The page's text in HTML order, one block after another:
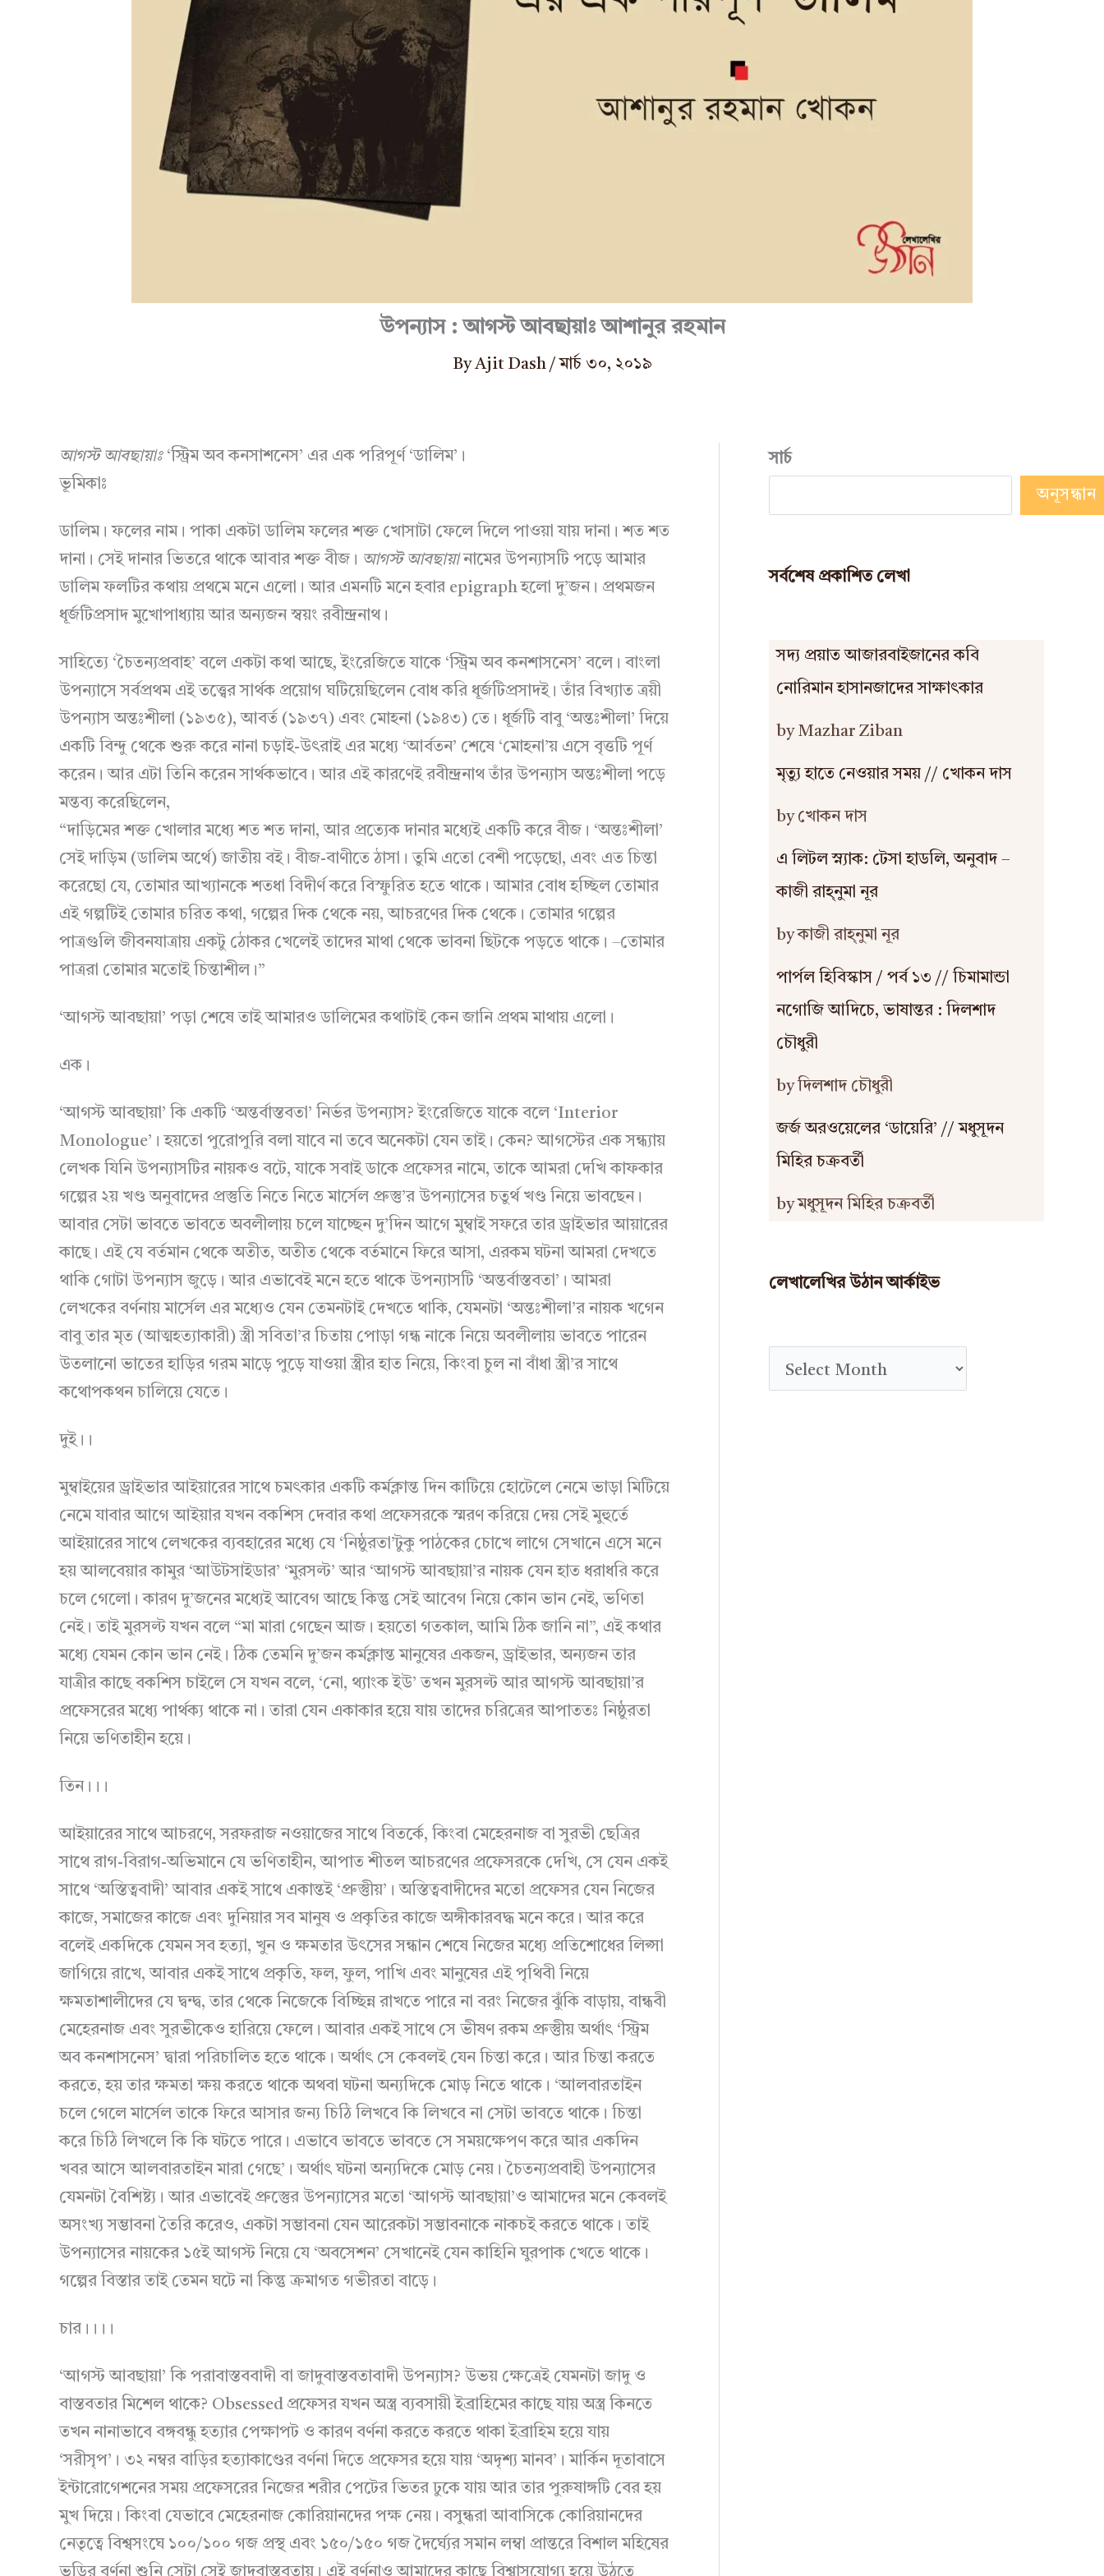
উপন্যাস : আগস্ট আবছায়াঃ আশানুর রহমান
ByAjit Dash / মার্চ ৩০, ২০১৯
আগস্ট আবছায়াঃ‘স্ট্রিম অব কনসাশনেস’ এর এক পরিপূর্ণ ‘ডালিম’।
ভূমিকাঃ
ডালিম। ফলের নাম। পাকা একটা ডালিম ফলের শক্ত খোসাটা ফেলে দিলে পাওয়া যায় দানা। শত শত
দানা। সেই দানার ভিতরে থাকে আবার শক্ত বীজ। আগস্ট আবছায়ানামের উপন্যাসটি পড়ে আমার
ডালিম ফলটির কথায় প্রথমে মনে এলো। আর এমনটি মনে হবার epigraph হলো দু’জন। প্রথমজন
ধূর্জটিপ্রসাদ মুখোপাধ্যায় আর অন্যজন স্বয়ং রবীন্দ্রনাথ।
সাহিত্যে ‘চৈতন্যপ্রবাহ’ বলে একটা কথা আছে, ইংরেজিতে যাকে ‘স্ট্রিম অব কনশাসনেস’ বলে। বাংলা
উপন্যাসে সর্বপ্রথম এই তত্ত্বের সার্থক প্রয়োগ ঘটিয়েছিলেন বোধ করি ধূর্জটিপ্রসাদই। তাঁর বিখ্যাত ত্রয়ী
উপন্যাস অন্তঃশীলা (১৯৩৫), আবর্ত (১৯৩৭) এবং মোহনা (১৯৪৩) তে। ধূর্জটি বাবু ‘অন্তঃশীলা’ দিয়ে
একটি বিন্দু থেকে শুরু করে নানা চড়াই-উৎরাই এর মধ্যে ‘আর্বতন’ শেষে ‘মোহনা’য় এসে বৃত্তটি পূর্ণ
করেন। আর এটা তিনি করেন সার্থকভাবে। আর এই কারণেই রবীন্দ্রনাথ তাঁর উপন্যাস অন্তঃশীলা পড়ে
মন্তব্য করেছিলেন,
“দাড়িমের শক্ত খোলার মধ্যে শত শত দানা, আর প্রত্যেক দানার মধ্যেই একটি করে বীজ। ‘অন্তঃশীলা’
সেই দাড়িম (ডালিম অর্থে) জাতীয় বই। বীজ-বাণীতে ঠাসা। তুমি এতো বেশী পড়েছো, এবং এত চিন্তা
করেছো যে, তোমার আখ্যানকে শতধা বিদীর্ণ করে বিস্ফুরিত হতে থাকে। আমার বোধ হচ্ছিল তোমার
এই গল্পটিই তোমার চরিত কথা, গল্পের দিক থেকে নয়, আচরণের দিক থেকে। তোমার গল্পের
পাত্রগুলি জীবনযাত্রায় একটু ঠোকর খেলেই তাদের মাথা থেকে ভাবনা ছিটকে পড়তে থাকে। –তোমার
পাত্ররা তোমার মতোই চিন্তাশীল।”
‘আগস্ট আবছায়া’ পড়া শেষে তাই আমারও ডালিমের কথাটাই কেন জানি প্রথম মাথায় এলো।
এক।
‘আগস্ট আবছায়া’ কি একটি ‘অন্তর্বাস্তবতা’ নির্ভর উপন্যাস? ইংরেজিতে যাকে বলে ‘Interior
Monologue’। হয়তো পুরোপুরি বলা যাবে না তবে অনেকটা যেন তাই। কেন? আগস্টের এক সন্ধ্যায়
লেখক যিনি উপন্যাসটির নায়কও বটে, যাকে সবাই ডাকে প্রফেসর নামে, তাকে আমরা দেখি কাফকার
গল্পের ২য় খণ্ড অনুবাদের প্রস্তুতি নিতে নিতে মার্সেল প্রুস্তু’র উপন্যাসের চতুর্থ খণ্ড নিয়ে ভাবছেন।
আবার সেটা ভাবতে ভাবতে অবলীলায় চলে যাচ্ছেন দু’দিন আগে মুম্বাই সফরে তার ড্রাইভার আয়ারের
কাছে। এই যে বর্তমান থেকে অতীত, অতীত থেকে বর্তমানে ফিরে আসা, এরকম ঘটনা আমরা দেখতে
থাকি গোটা উপন্যাস জুড়ে। আর এভাবেই মনে হতে থাকে উপন্যাসটি ‘অন্তর্বাস্তবতা’। আমরা
লেখকের বর্ণনায় মার্সেল এর মধ্যেও যেন তেমনটাই দেখতে থাকি, যেমনটা ‘অন্তঃশীলা’র নায়ক খগেন
বাবু তার মৃত (আত্মহত্যাকারী) স্ত্রী সবিতা’র চিতায় পোড়া গন্ধ নাকে নিয়ে অবলীলায় ভাবতে পারেন
উতলানো ভাতের হাড়ির গরম মাড়ে পুড়ে যাওয়া স্ত্রীর হাত নিয়ে, কিংবা চুল না বাঁধা স্ত্রী’র সাথে
কথোপকথন চালিয়ে যেতে।
দুই।।
মুম্বাইয়ের ড্রাইভার আইয়ারের সাথে চমৎকার একটি কর্মক্লান্ত দিন কাটিয়ে হোটেলে নেমে ভাড়া মিটিয়ে
নেমে যাবার আগে আইয়ার যখন বকশিস দেবার কথা প্রফেসরকে স্মরণ করিয়ে দেয় সেই মুহুর্তে
আইয়ারের সাথে লেখকের ব্যবহারের মধ্যে যে ‘নিষ্ঠুরতা’টুকু পাঠকের চোখে লাগে সেখানে এসে মনে
হয় আলবেয়ার কামুর ‘আউটসাইডার’ ‘মুরসল্ট’ আর ‘আগস্ট আবছায়া’র নায়ক যেন হাত ধরাধরি করে
চলে গেলো। কারণ দু’জনের মধ্যেই আবেগ আছে কিন্তু সেই আবেগ নিয়ে কোন ভান নেই, ভণিতা
নেই। তাই মুরসল্ট যখন বলে “মা মারা গেছেন আজ। হয়তো গতকাল, আমি ঠিক জানি না”, এই কথার
মধ্যে যেমন কোন ভান নেই। ঠিক তেমনি দু’জন কর্মক্লান্ত মানুষের একজন, ড্রাইভার, অন্যজন তার
যাত্রীর কাছে বকশিস চাইলে সে যখন বলে, ‘নো, থ্যাংক ইউ’ তখন মুরসল্ট আর আগস্ট আবছায়া’র
প্রফেসরের মধ্যে পার্থক্য থাকে না। তারা যেন একাকার হয়ে যায় তাদের চরিত্রের আপাততঃ নিষ্ঠুরতা
নিয়ে ভণিতাহীন হয়ে।
তিন।।।
আইয়ারের সাথে আচরণে, সরফরাজ নওয়াজের সাথে বিতর্কে, কিংবা মেহেরনাজ বা সুরভী ছেত্রির
সাথে রাগ-বিরাগ-অভিমানে যে ভণিতাহীন, আপাত শীতল আচরণের প্রফেসরকে দেখি, সে যেন একই
সাথে ‘অস্তিত্ববাদী’ আবার একই সাথে একান্তই ‘প্রুস্তুীয়’। অস্তিত্ববাদীদের মতো প্রফেসর যেন নিজের
কাজে, সমাজের কাজে এবং দুনিয়ার সব মানুষ ও প্রকৃতির কাজে অঙ্গীকারবদ্ধ মনে করে। আর করে
বলেই একদিকে যেমন সব হত্যা, খুন ও ক্ষমতার উৎসের সন্ধান শেষে নিজের মধ্যে প্রতিশোধের লিপ্সা
জাগিয়ে রাখে, আবার একই সাথে প্রকৃতি, ফল, ফুল, পাখি এবং মানুষের এই পৃথিবী নিয়ে
ক্ষমতাশালীদের যে দ্বন্দ্ব, তার থেকে নিজেকে বিচ্ছিন্ন রাখতে পারে না বরং নিজের ঝুঁকি বাড়ায়, বান্ধবী
মেহেরনাজ এবং সুরভীকেও হারিয়ে ফেলে। আবার একই সাথে সে ভীষণ রকম প্রুস্তুীয় অর্থাৎ ‘স্ট্রিম
অব কনশাসনেস’ দ্বারা পরিচালিত হতে থাকে। অর্থাৎ সে কেবলই যেন চিন্তা করে। আর চিন্তা করতে
করতে, হয় তার ক্ষমতা ক্ষয় করতে থাকে অথবা ঘটনা অন্যদিকে মোড় নিতে থাকে। ‘আলবারতাইন
চলে গেলে মার্সেল তাকে ফিরে আসার জন্য চিঠি লিখবে কি লিখবে না সেটা ভাবতে থাকে। চিন্তা
করে চিঠি লিখলে কি কি ঘটতে পারে। এভাবে ভাবতে ভাবতে সে সময়ক্ষেপণ করে আর একদিন
খবর আসে আলবারতাইন মারা গেছে’। অর্থাৎ ঘটনা অন্যদিকে মোড় নেয়। চৈতন্যপ্রবাহী উপন্যাসের
যেমনটা বৈশিষ্ট্য। আর এভাবেই প্রুস্তুের উপন্যাসের মতো ‘আগস্ট আবছায়া’ও আমাদের মনে কেবলই
অসংখ্য সম্ভাবনা তৈরি করেও, একটা সম্ভাবনা যেন আরেকটা সম্ভাবনাকে নাকচই করতে থাকে। তাই
উপন্যাসের নায়কের ১৫ই আগস্ট নিয়ে যে ‘অবসেশন’ সেখানেই যেন কাহিনি ঘুরপাক খেতে থাকে।
গল্পের বিস্তার তাই তেমন ঘটে না কিন্তু ক্রমাগত গভীরতা বাড়ে।
চার।।।।
‘আগস্ট আবছায়া’ কি পরাবাস্তববাদী বা জাদুবাস্তবতাবাদী উপন্যাস? উভয় ক্ষেত্রেই যেমনটা জাদু ও
বাস্তবতার মিশেল থাকে? Obsessed প্রফেসর যখন অস্ত্র ব্যবসায়ী ইব্রাহিমের কাছে যায় অস্ত্র কিনতে
তখন নানাভাবে বঙ্গবন্ধু হত্যার পেক্ষাপট ও কারণ বর্ণনা করতে করতে থাকা ইব্রাহিম হয়ে যায়
‘সরীসৃপ’। ৩২ নম্বর বাড়ির হত্যাকাণ্ডের বর্ণনা দিতে প্রফেসর হয়ে যায় ‘অদৃশ্য মানব’। মার্কিন দূতাবাসে
ইন্টারোগেশনের সময় প্রফেসরের নিজের শরীর পেটের ভিতর ঢুকে যায় আর তার পুরুষাঙ্গটি বের হয়
মুখ দিয়ে। কিংবা যেভাবে মেহেরনাজ কোরিয়ানদের পক্ষ নেয়। বসুন্ধরা আবাসিকে কোরিয়ানদের
নেতৃত্বে বিশ্বসংঘে ১০০/১০০ গজ প্রস্থ এবং ১৫০/১৫০ গজ দৈর্ঘ্যের সমান লম্বা প্রান্তরে বিশাল মহিষের
ভূড়ির বর্ণনা শুনি সেটা সেই জাদুবাস্তবতায়। এই বর্ণনাও আমাদের কাছে বিশ্বাসযোগ্য হয়ে উঠতে
সার্চ
অনূসন্ধান
সর্বশেষ প্রকাশিত লেখা
সদ্য প্রয়াত আজারবাইজানের কবি
নোরিমান হাসানজাদের সাক্ষাৎকার
by Mazhar Ziban
মৃত্যু হাতে নেওয়ার সময় // খোকন দাস
by খোকন দাস
এ লিটল স্ন্যাক: টেসা হাডলি, অনুবাদ –
কাজী রাহ্‌নুমা নূর
by কাজী রাহ্‌নুমা নূর
পার্পল হিবিস্কাস / পর্ব ১৩ // চিমামান্ডা
নগোজি আদিচে, ভাষান্তর : দিলশাদ
চৌধুরী
by দিলশাদ চৌধুরী
জর্জ অরওয়েলের ‘ডায়েরি’ // মধুসূদন
মিহির চক্রবর্তী
by মধুসূদন মিহির চক্রবর্তী
লেখালেখির উঠান আর্কাইভ
r